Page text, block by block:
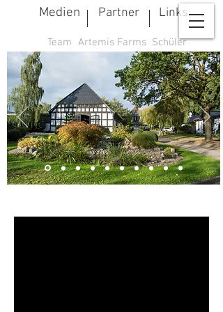
Medien Partner Links
Team Artemis Farms Schüler